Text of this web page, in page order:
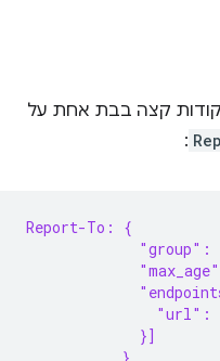
קצה בבת אחת על
:
Report-To: {
             }]